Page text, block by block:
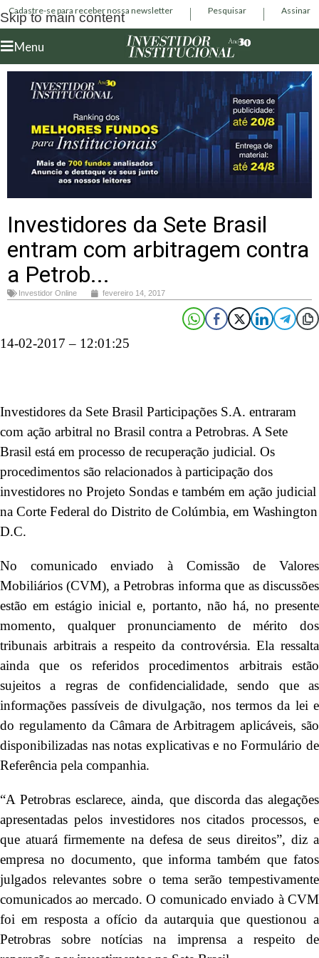
Skip to main content
Cadastre-se para receber nossa newsletter Pesquisar Assinar
Menu
Investidores da Sete Brasil
entram com arbitragem contra
a Petrob...
Investidor Online fevereiro 14, 2017
14-02-2017 – 12:01:25
Investidores da Sete Brasil Participações S.A. entraram
com ação arbitral no Brasil contra a Petrobras. A Sete
Brasil está em processo de recuperação judicial. Os
procedimentos são relacionados à participação dos
investidores no Projeto Sondas e também em ação judicial
na Corte Federal do Distrito de Colúmbia, em Washington
D.C.
No comunicado enviado à Comissão de Valores
Mobiliários (CVM), a Petrobras informa que as discussões
estão em estágio inicial e, portanto, não há, no presente
momento, qualquer pronunciamento de mérito dos
tribunais arbitrais a respeito da controvérsia. Ela ressalta
ainda que os referidos procedimentos arbitrais estão
sujeitos a regras de confidencialidade, sendo que as
informações passíveis de divulgação, nos termos da lei e
do regulamento da Câmara de Arbitragem aplicáveis, são
disponibilizadas nas notas explicativas e no Formulário de
Referência pela companhia.
“A Petrobras esclarece, ainda, que discorda das alegações
apresentadas pelos investidores nos citados processos, e
que atuará firmemente na defesa de seus direitos”, diz a
empresa no documento, que informa também que fatos
julgados relevantes sobre o tema serão tempestivamente
comunicados ao mercado. O comunicado enviado à CVM
foi em resposta a ofício da autarquia que questionou a
Petrobras sobre notícias na imprensa a respeito de